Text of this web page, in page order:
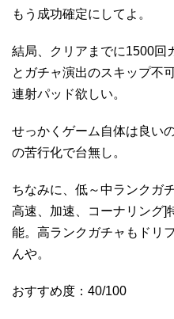
もう成功確定にしてよ。
結局、クリアまでに1500回
とガチャ演出のスキップ不
連射パッド欲しい。
せっかくゲーム自体は良い
の苦行化で台無し。
ちなみに、低～中ランクガ
高速、加速、コーナリング]
能。高ランクガチャもドリ
んや。
おすすめ度：40/100